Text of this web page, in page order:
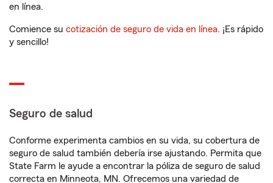
en línea.
Comience su cotización de seguro de vida en línea. ¡Es rápido
y sencillo!
Seguro de salud
Conforme experimenta cambios en su vida, su cobertura de
seguro de salud también debería irse ajustando. Permita que
State Farm le ayude a encontrar la póliza de seguro de salud
correcta en Minneota, MN. Ofrecemos una variedad de